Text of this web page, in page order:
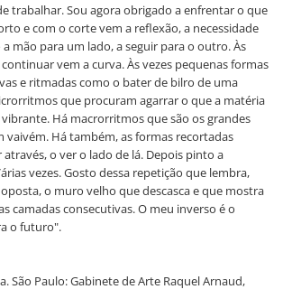
trabalhar. Sou agora obrigado a enfrentar o que
e com o corte vem a reflexão, a necessidade
mão para um lado, a seguir para o outro. Às
vem a curva. Às vezes pequenas formas
e ritmadas como o bater de bilro de uma
que procuram agarrar o que a matéria
Há macrorritmos que são os grandes
vaivém. Há também, as formas recortadas
o ver o lado de lá. Depois pinto a
vezes. Gosto dessa repetição que lembra,
o muro velho que descasca e que mostra
camadas consecutivas. O meu inverso é o
o futuro".
São Paulo: Gabinete de Arte Raquel Arnaud,